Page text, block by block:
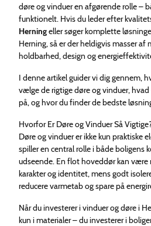
døre og vinduer en afgørende rolle –
funktionelt. Hvis du leder efter
Herningeller søger komplette
Herning, så er der heldigvis masser af
holdbarhed, design og
I denne artikel guider vi dig gennem,
vælge de rigtige døre og vinduer,
på, og hvor du finder de bedste
Hvorfor Er Døre og Vinduer Så
Døre og vinduer er ikke kun praktiske
spiller en central rolle i både boligens
udseende. En flot hoveddør kan
karakter og identitet, mens godt
reducere varmetab og spare på
Når du investerer i vinduer og døre i
kun i materialer – du investerer i